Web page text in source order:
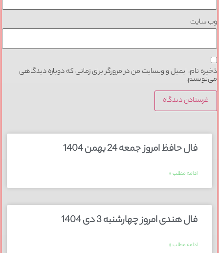
وب‌ سایت
ذخیره نام، ایمیل و وبسایت من در مرورگر برای زمانی که دوباره دیدگاهی
می‌نویسم.
فال حافظ امروز جمعه 24 بهمن 1404
ادامه مطلب »
فال هندی امروز چهارشنبه 3 دی 1404
ادامه مطلب »